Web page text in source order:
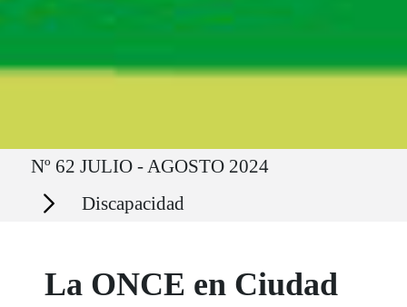
Ruta del sitio
Nº 62 JULIO - AGOSTO 2024
Secciones Discapacidad
La ONCE en Ciudad